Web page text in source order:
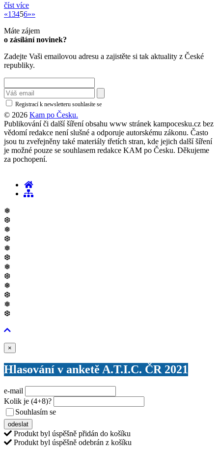
číst více
««13456»»
Máte zájem
o zásílání novinek?
Zadejte Vaši emailovou adresu a zajistěte si tak aktuality z České
republiky.
Registrací k newsletteru souhlasíte se
© 2026 Kam po Česku.
Publikování či další šíření obsahu www stránek kampocesku.cz bez
vědomí redakce není slušné a odporuje autorskému zákonu. Často
jsou tu zveřejněny také materiály třetích stran, kde jejich další šíření
je možné pouze se souhlasem redakce KAM po Česku. Děkujeme
za pochopení.
❅
❆
❅
❆
❅
❆
❅
❆
❅
❆
❅
❆
×
Hlasování v anketě A.T.I.C. ČR 2021
e-mail
Kolik je (4+8)?
Souhlasím se
odeslat
Produkt byl úspěšně přidán do košíku
Produkt byl úspěšně odebrán z košíku